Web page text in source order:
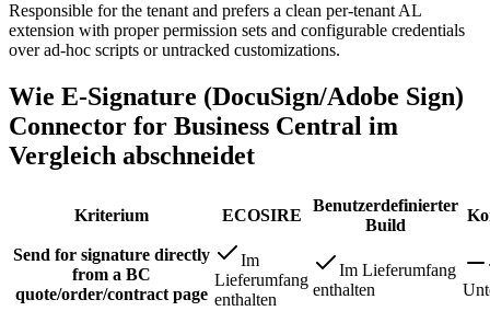
Responsible for the tenant and prefers a clean per-tenant AL
extension with proper permission sets and configurable credentials
over ad-hoc scripts or untracked customizations.
Wie E-Signature (DocuSign/Adobe Sign)
Connector for Business Central im
Vergleich abschneidet
Kriterium ECOSIRE
Benutzerdefinierter
Build
Send for signature directly
from a BC
quote/order/contract page
Im
Lieferumfang
enthalten
Im Lieferumfang
enthalten